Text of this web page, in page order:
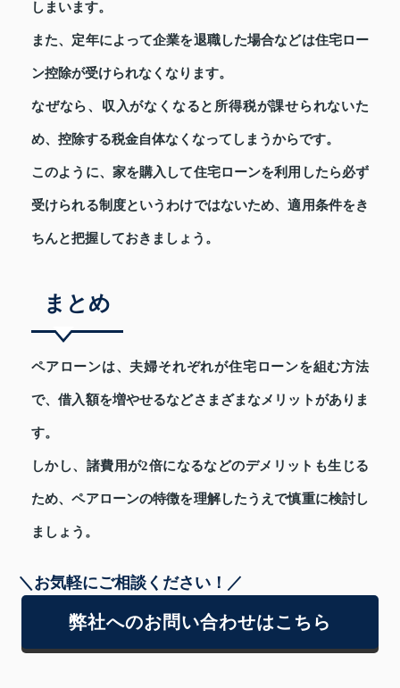
しまいます。
また、定年によって企業を退職した場合などは住宅ロー
ン控除が受けられなくなります。
なぜなら、収入がなくなると所得税が課せられないた
め、控除する税金自体なくなってしまうからです。
このように、家を購入して住宅ローンを利用したら必ず
受けられる制度というわけではないため、適用条件をき
ちんと把握しておきましょう。
まとめ
ペアローンは、夫婦それぞれが住宅ローンを組む方法
で、借入額を増やせるなどさまざまなメリットがありま
す。
しかし、諸費用が2倍になるなどのデメリットも生じる
ため、ペアローンの特徴を理解したうえで慎重に検討し
ましょう。
＼お気軽にご相談ください！／
弊社へのお問い合わせはこちら